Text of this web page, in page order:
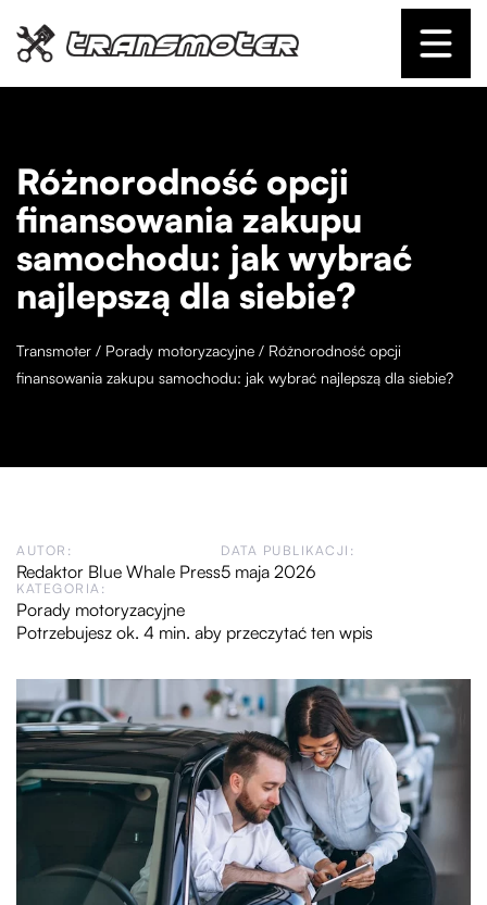
Różnorodność opcji
finansowania zakupu
samochodu: jak wybrać
najlepszą dla siebie?
Transmoter / Porady motoryzacyjne / Różnorodność opcji
finansowania zakupu samochodu: jak wybrać najlepszą dla siebie?
AUTOR:
Redaktor Blue Whale Press
DATA PUBLIKACJI:
5 maja 2026
KATEGORIA:
Porady motoryzacyjne
Potrzebujesz ok. 4 min. aby przeczytać ten wpis